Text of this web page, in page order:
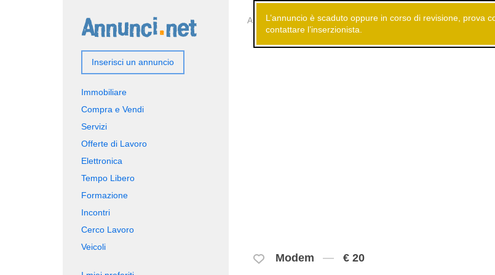
Annunci gratuiti Elettronica Altro
L’annuncio è scaduto oppure in corso di revisione, prova
contattare l’inserzionista.
Modem € 20
Inserisci un annuncio
Immobiliare
Compra e Vendi
Servizi
Offerte di Lavoro
Elettronica
Tempo Libero
Formazione
Incontri
Cerco Lavoro
Veicoli